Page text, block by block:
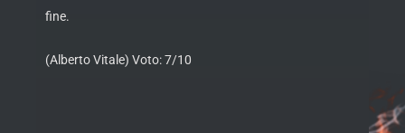
fine.
(Alberto Vitale) Voto: 7/10